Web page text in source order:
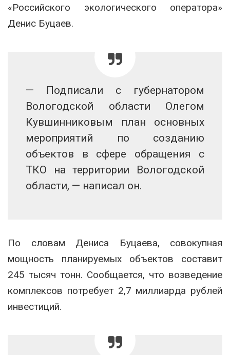
«Российского экологического оператора»
Денис Буцаев.
— Подписали с губернатором
Вологодской области Олегом
Кувшинниковым план основных
мероприятий по созданию
объектов в сфере обращения с
ТКО на территории Вологодской
области, — написал он.
По словам Дениса Буцаева, совокупная
мощность планируемых объектов составит
245 тысяч тонн. Сообщается, что возведение
комплексов потребует 2,7 миллиарда рублей
инвестиций.